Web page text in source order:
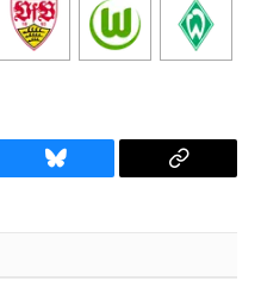
Bluesky
Copy